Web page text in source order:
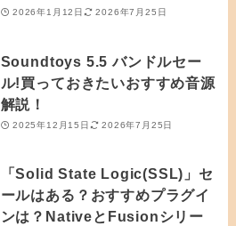
2026年1月12日 2026年7月25日
Soundtoys 5.5 バンドルセー
ル!買っておきたいおすすめ音源
解説！
2025年12月15日 2026年7月25日
「Solid State Logic(SSL)」セ
ールはある？おすすめプラグイ
ンは？NativeとFusionシリー